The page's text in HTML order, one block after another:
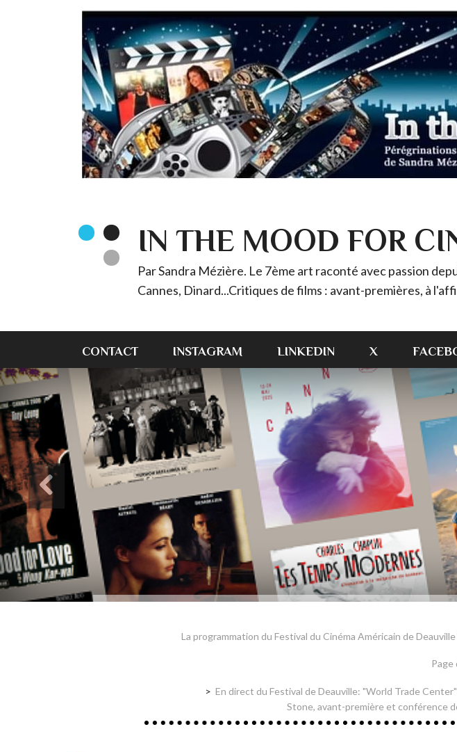
IN THE MOOD FOR
Par Sandra Mézière. Le 7ème art raconté avec passion
Cannes, Dinard...Critiques de films : avant-premières, à
CONTACT INSTAGRAM LINKEDIN X
La programmation du Festival du Cinéma Américain de
Page
En direct du Festival de Deauville: "World Trade
Stone, avant-première et conférence